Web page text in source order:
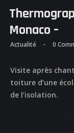
Monaco –
Actualité 0
Visite après
toiture d’une
de l’isolation.